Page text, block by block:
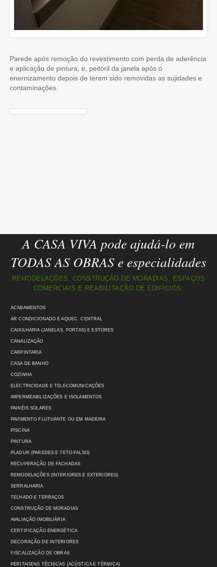
Parede após remoção do revestimento com perda de aderência
e aplicação de pintura, e, peitoril da janela após o
enernizamento depois de terem sido removidas as sujidades e
contaminações.
A CASA VIVA pode ajudá-lo em
TODAS AS OBRAS e especialidades
REMODELAÇÕES, CONSTRUÇÃO DE MORADIAS, ESPAÇOS
COMERCIAIS E REABILITAÇÃO DE EDIFÍCIOS:
ACABAMENTOS
AR CONDICIONADO E AQUEC. CENTRAL
CAIXILHARIA (JANELAS, PORTAS) E ESTORES
CANALIZAÇÃO
CARPINTARIA
CASA DE BANHO
COZINHA
ELECTRICIDADE E TELECOMUNICAÇÕES
IMPERMEABILIZAÇÕES E ISOLAMENTOS
PAINÉIS SOLARES
PAVIMENTO FLUTUANTE OU EM MADEIRA
PISCINA
PINTURA
PLADUR (PAREDES E TETO-FALSO)
RECUPERAÇÃO DE FACHADAS
REMODELAÇÕES (INTERIORES E EXTERIORES)
SERRALHARIA
TELHADO E TERRAÇOS
CONSTRUÇÃO DE MORADIAS
AVALIAÇÃO IMOBILIÁRIA
CERTIFICAÇÃO ENERGÉTICA
DECORAÇÃO DE INTERIORES
FISCALIZAÇÃO DE OBRAS
PERITAGENS TÉCNICAS (ACÚSTICA E TÉRMICA)